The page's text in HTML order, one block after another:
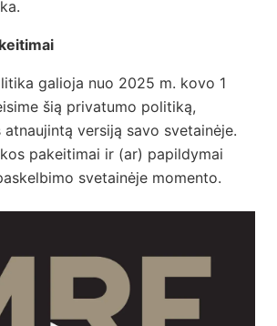
galioja nuo 2025 m. kovo 1
šią privatumo politiką,
versiją savo svetainėje.
pakeitimai ir (ar) papildymai
svetainėje momento.